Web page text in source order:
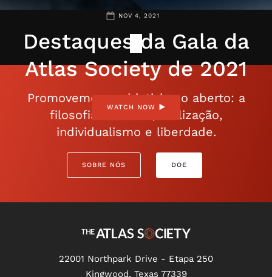
NOV 4, 2021
Destaques da Gala da
Atlas Society de 2021
WATCH NOW
Promovemos o objetivismo aberto: a
filosofia da razão, realização,
individualismo e liberdade.
SOBRE NÓS DOE
22001 Northpark Drive - Etapa 250
Kingwood, Texas 77339